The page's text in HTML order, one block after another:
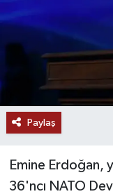
Paylaş
Emine Erdoğan,
36'ncı NATO